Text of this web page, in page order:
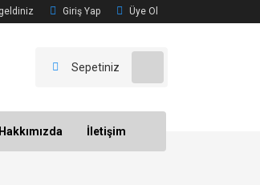
Giriş Yap Üye Ol
Sepetiniz
Hakkımızda İletişim